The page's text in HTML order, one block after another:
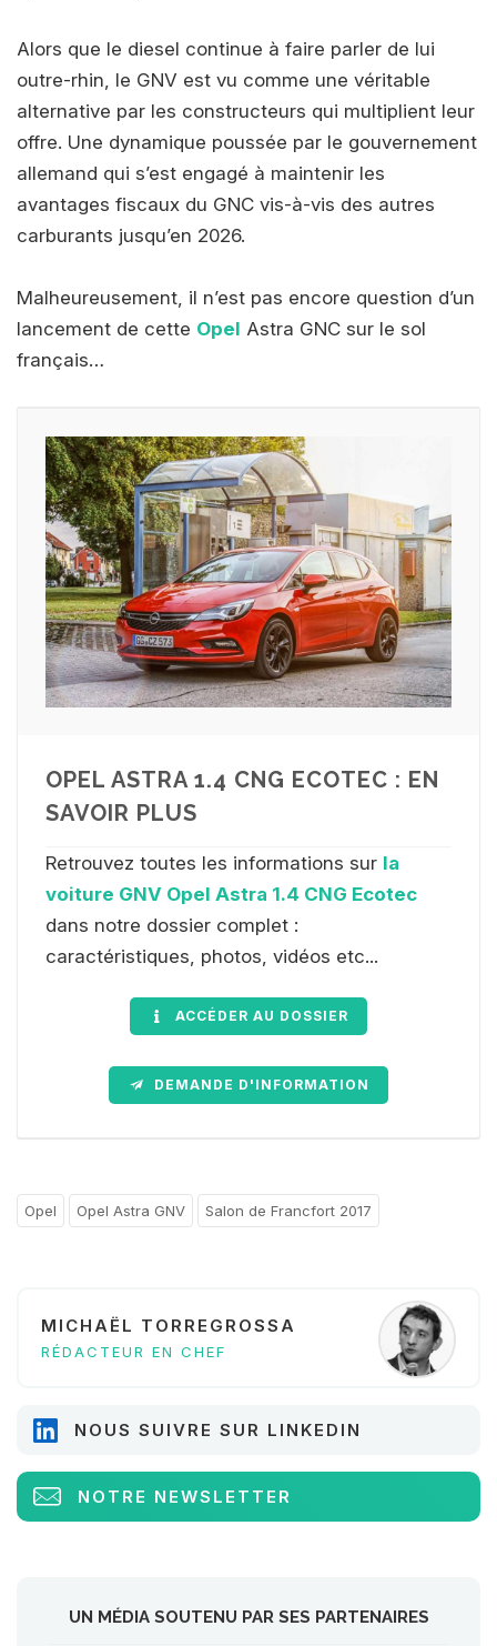
Alors que le diesel continue à faire parler de lui
outre-rhin, le GNV est vu comme une véritable
alternative par les constructeurs qui multiplient leur
offre. Une dynamique poussée par le gouvernement
allemand qui s’est engagé à maintenir les
avantages fiscaux du GNC vis-à-vis des autres
carburants jusqu’en 2026.
Malheureusement, il n’est pas encore question d’un
lancement de cette Opel Astra GNC sur le sol
français…
OPEL ASTRA 1.4 CNG ECOTEC : EN
SAVOIR PLUS
Retrouvez toutes les informations sur la
voiture GNV Opel Astra 1.4 CNG Ecotec
dans notre dossier complet :
caractéristiques, photos, vidéos etc...
ACCÉDER AU DOSSIER
DEMANDE D'INFORMATION
Opel Opel Astra GNV Salon de Francfort 2017
MICHAËL TORREGROSSA
RÉDACTEUR EN CHEF
NOUS SUIVRE SUR LINKEDIN
NOTRE NEWSLETTER
UN MÉDIA SOUTENU PAR SES PARTENAIRES